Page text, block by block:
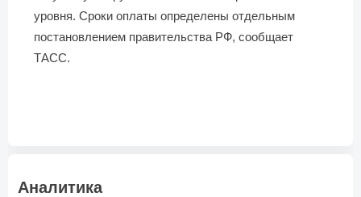
уровня. Сроки оплаты определены отдельным
постановлением правительства РФ, сообщает
ТАСС.
Аналитика